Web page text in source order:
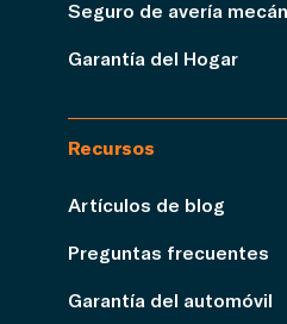
Seguro de avería
Garantía del Hogar
Recursos
Artículos de blog
Preguntas frecuentes
Garantía del automóvil